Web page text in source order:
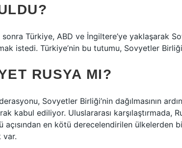
sonra Türkiye, ABD ve İngiltere’ye yaklaşarak
istedi. Türkiye’nin bu tutumu, Sovyetler
RUSYA MI?
Sovyetler Birliği’nin dağılmasının
kabul ediliyor. Uluslararası karşılaştırmada,
açısından en kötü derecelendirilen ülkelerden
var.